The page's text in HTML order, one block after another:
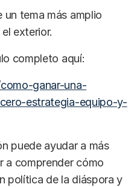
tema más amplio
exterior.
completo aquí:
ganar-una-
estrategia-equipo-y-
puede ayudar a más
a comprender cómo
política de la diáspora y